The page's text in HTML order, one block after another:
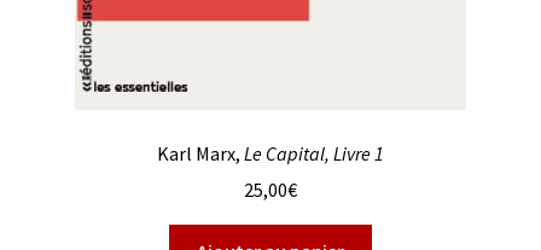
Karl Marx, Le Capital, Livre 1
25,00€